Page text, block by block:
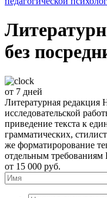
без
от 7 дней
Литературная редакция
исследовательской
приведение текста к
грамматических,
же форматирорование
отдельным требованиям
от 15 000 руб.